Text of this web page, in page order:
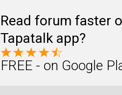
Read forum faster
Tapatalk app?
FREE - on Google